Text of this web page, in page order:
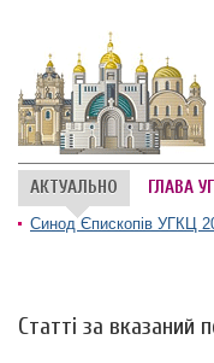
АКТУАЛЬНО ГЛАВА
Синод Єпископів УГКЦ
Статті за вказаний